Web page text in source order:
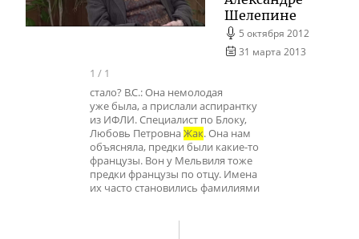
Шелепине
5 октября 2012
31 марта 2013
1 / 1
стало? В.С.: Она немолодая
уже была, а прислали аспирантку
из ИФЛИ. Специалист по Блоку,
Любовь ПетровнаЖак. Она нам
объясняла, предки были какие-то
французы. Вон у Мельвиля тоже
предки французы по отцу. Имена
их часто становились фамилиями